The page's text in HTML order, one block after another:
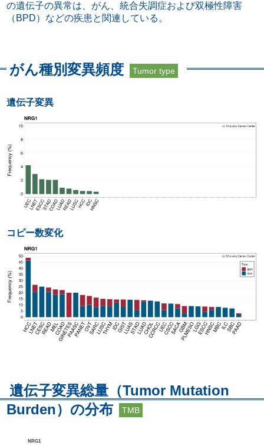
の遺伝子の異常は、がん、統合失調症および双極性障害
（BPD）などの疾患と関連している。
がん種別変異頻度 Tumor type
遺伝子変異
コピー数変化
遺伝子変異総量（Tumor Mutation
Burden）の分布
TMB